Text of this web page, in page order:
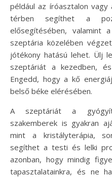
például az íróasztalon vagy
térben segíthet a
elősegítésében, valamint
szeptária közelében
jótékony hatású lehet. Ülj
szeptáriát a kezedben,
Engedd, hogy a kő
belső béke elérésében.
A szeptáriát a
szakemberek is gyakran
mint a kristályterápia,
segíthet a testi és lelki
azonban, hogy mindig
tapasztalatainkra, és ne